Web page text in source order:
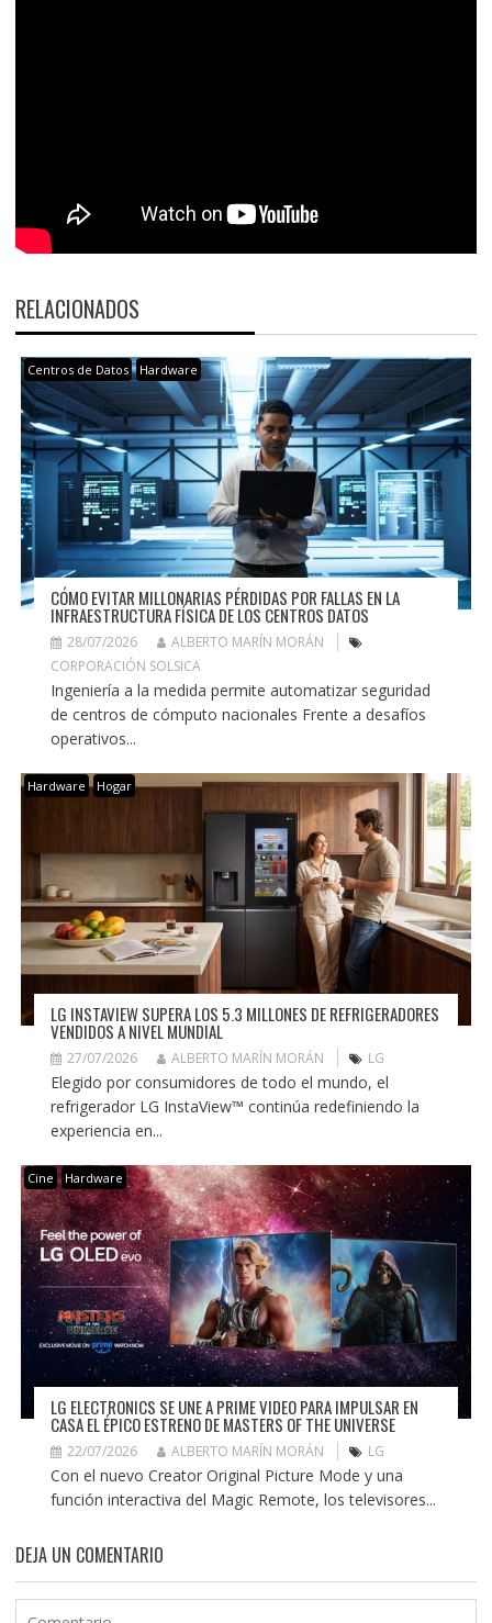
RELACIONADOS
Centros de Datos Hardware
CÓMO EVITAR MILLONARIAS PÉRDIDAS POR FALLAS EN LA
INFRAESTRUCTURA FÍSICA DE LOS CENTROS DATOS
28/07/2026
ALBERTO MARÍN MORÁN
CORPORACIÓN SOLSICA
Ingeniería a la medida permite automatizar seguridad
de centros de cómputo nacionales Frente a desafíos
operativos...
Hardware Hogar
LG INSTAVIEW SUPERA LOS 5.3 MILLONES DE REFRIGERADORES
VENDIDOS A NIVEL MUNDIAL
27/07/2026 ALBERTO MARÍN MORÁN LG
Elegido por consumidores de todo el mundo, el
refrigerador LG InstaView™ continúa redefiniendo la
experiencia en...
Cine Hardware
LG ELECTRONICS SE UNE A PRIME VIDEO PARA IMPULSAR EN
CASA EL ÉPICO ESTRENO DE MASTERS OF THE UNIVERSE
22/07/2026 ALBERTO MARÍN MORÁN LG
Con el nuevo Creator Original Picture Mode y una
función interactiva del Magic Remote, los televisores...
DEJA UN COMENTARIO